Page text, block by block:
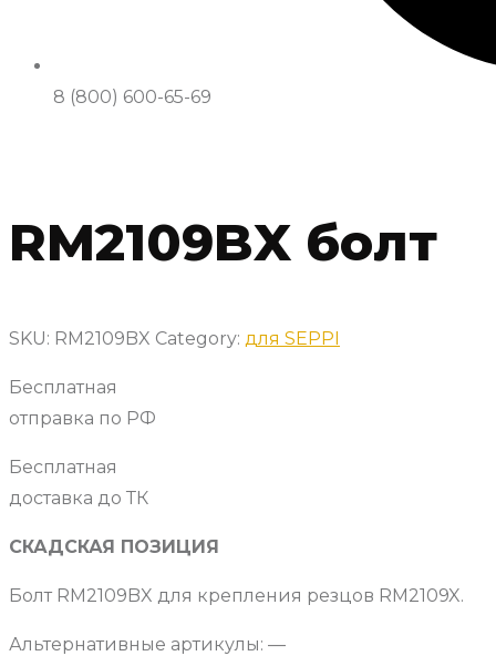
8 (800) 600-65-69
RM2109BX болт
SKU: RM2109BX Category: для SEPPI
Бесплатная
отправка по РФ
Бесплатная
доставка до ТК
СКАДСКАЯ ПОЗИЦИЯ
Болт RM2109BX для крепления резцов RM2109X.
Альтернативные артикулы: —